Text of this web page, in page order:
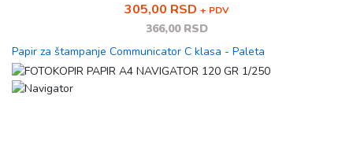
305,00 RSD + PDV
366,00 RSD
Papir za štampanje Communicator C klasa - Paleta